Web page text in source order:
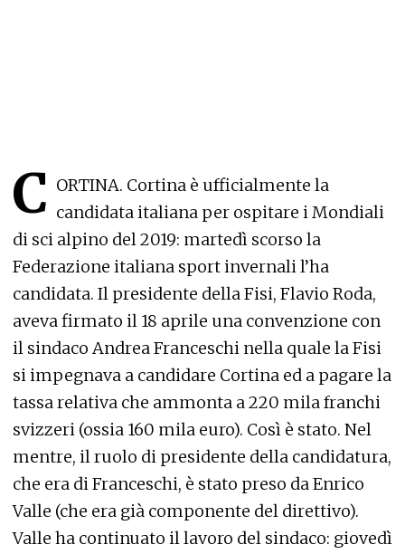
C ORTINA. Cortina è ufficialmente la
candidata italiana per ospitare i Mondiali
di sci alpino del 2019: martedì scorso la
Federazione italiana sport invernali l’ha
candidata. Il presidente della Fisi, Flavio Roda,
aveva firmato il 18 aprile una convenzione con
il sindaco Andrea Franceschi nella quale la Fisi
si impegnava a candidare Cortina ed a pagare la
tassa relativa che ammonta a 220 mila franchi
svizzeri (ossia 160 mila euro). Così è stato. Nel
mentre, il ruolo di presidente della candidatura,
che era di Franceschi, è stato preso da Enrico
Valle (che era già componente del direttivo).
Valle ha continuato il lavoro del sindaco: giovedì